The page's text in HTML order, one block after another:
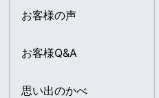
お客様の声
お客様Q&A
思い出のかべ